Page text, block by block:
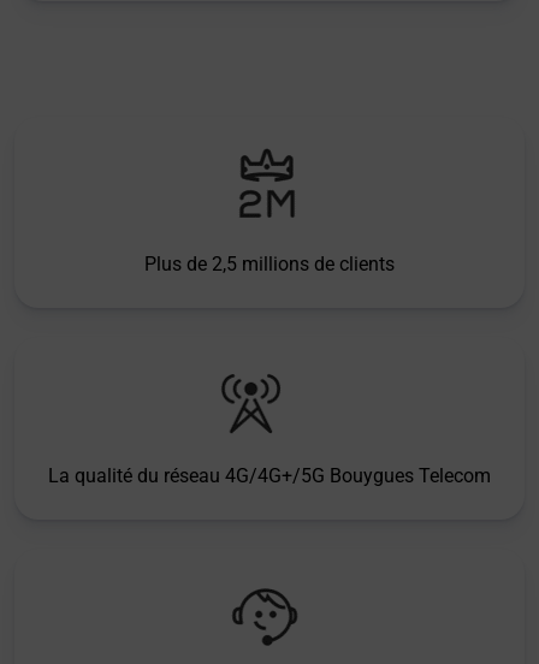
Plus de 2,5 millions de clients
La qualité du réseau 4G/4G+/5G Bouygues Telecom